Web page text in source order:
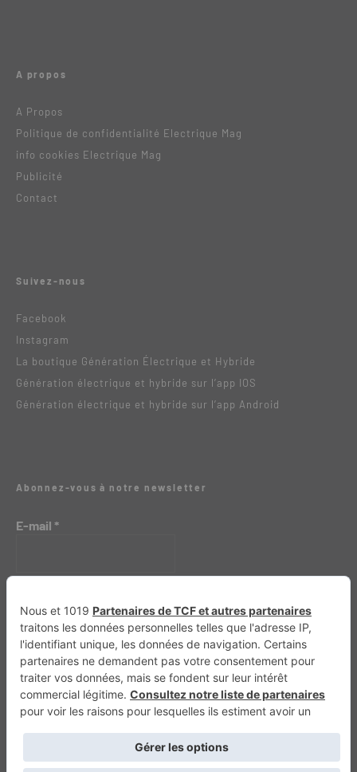
A propos
A Propos
Politique de confidentialité Electrique Mag
info cookies Electrique Mag
Publicité
Contact
Suivez-nous
Facebook
Instagram
La boutique Génération Électrique et Hybride
Génération électrique et hybride sur l’app IOS
Génération électrique et hybride sur l’app Android
Abonnez-vous à notre newsletter
E-mail *
Génération 4×4 Génération Sans Permis VTTAE.fr FullAttack MX2K